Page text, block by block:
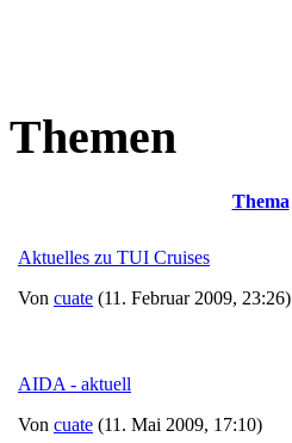
Themen
Thema
Aktuelles zu TUI Cruises
Von cuate (11. Februar 2009, 23:26)
AIDA - aktuell
Von cuate (11. Mai 2009, 17:10)